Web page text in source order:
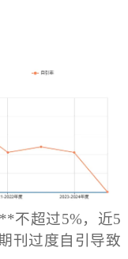
不超过5%，近5
刊过度自引导致